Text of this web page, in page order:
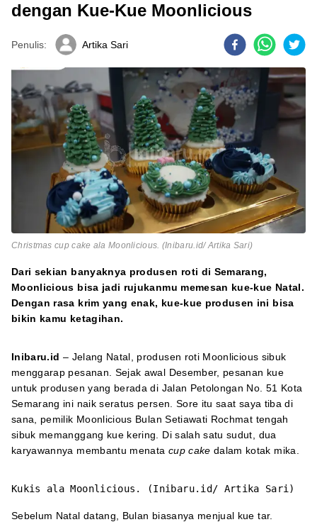
dengan Kue-Kue Moonlicious
Penulis: Artika Sari
Christmas cup cake ala Moonlicious. (Inibaru.id/ Artika Sari)
Dari sekian banyaknya produsen roti di Semarang,
Moonlicious bisa jadi rujukanmu memesan kue-kue Natal.
Dengan rasa krim yang enak, kue-kue produsen ini bisa
bikin kamu ketagihan.
Inibaru.id – Jelang Natal, produsen roti Moonlicious sibuk
menggarap pesanan. Sejak awal Desember, pesanan kue
untuk produsen yang berada di Jalan Petolongan No. 51 Kota
Semarang ini naik seratus persen. Sore itu saat saya tiba di
sana, pemilik Moonlicious Bulan Setiawati Rochmat tengah
sibuk memanggang kue kering. Di salah satu sudut, dua
karyawannya membantu menata cup cake dalam kotak mika.
Kukis ala Moonlicious. (Inibaru.id/ Artika Sari)
Sebelum Natal datang, Bulan biasanya menjual kue tar.